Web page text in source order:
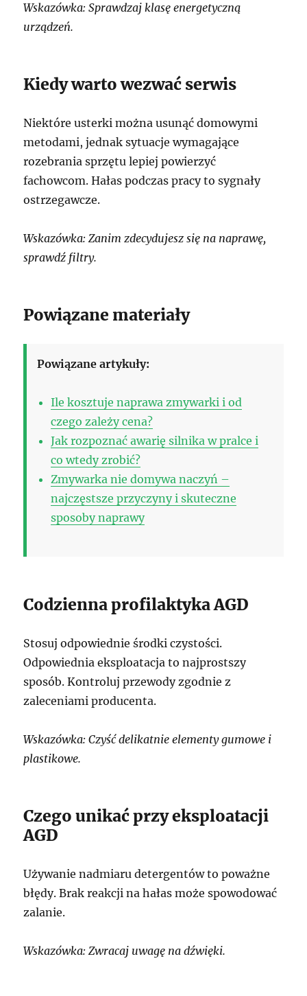
Wskazówka: Sprawdzaj klasę energetyczną
urządzeń.
Kiedy warto wezwać serwis
Niektóre usterki można usunąć domowymi
metodami, jednak sytuacje wymagające
rozebrania sprzętu lepiej powierzyć
fachowcom. Hałas podczas pracy to sygnały
ostrzegawcze.
Wskazówka: Zanim zdecydujesz się na naprawę,
sprawdź filtry.
Powiązane materiały
Powiązane artykuły:
Ile kosztuje naprawa zmywarki i od
czego zależy cena?
Jak rozpoznać awarię silnika w pralce i
co wtedy zrobić?
Zmywarka nie domywa naczyń –
najczęstsze przyczyny i skuteczne
sposoby naprawy
Codzienna profilaktyka AGD
Stosuj odpowiednie środki czystości.
Odpowiednia eksploatacja to najprostszy
sposób. Kontroluj przewody zgodnie z
zaleceniami producenta.
Wskazówka: Czyść delikatnie elementy gumowe i
plastikowe.
Czego unikać przy eksploatacji
AGD
Używanie nadmiaru detergentów to poważne
błędy. Brak reakcji na hałas może spowodować
zalanie.
Wskazówka: Zwracaj uwagę na dźwięki.